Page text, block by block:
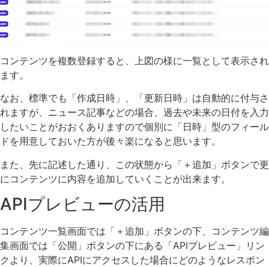
コンテンツを複数登録すると、上図の様に一覧として表示され
ます。
なお、標準でも「作成日時」、「更新日時」は自動的に付与さ
れますが、ニュース記事などの場合、過去や未来の日付を入力
したいことがおおくありますので個別に「日時」型のフィール
ドを用意しておいた方が後々楽になると思います。
また、先に記述した通り、この状態から「＋追加」ボタンで更
にコンテンツに内容を追加していくことが出来ます。
APIプレビューの活用
コンテンツ一覧画面では「＋追加」ボタンの下、コンテンツ編
集画面では「公開」ボタンの下にある「APIプレビュー」リン
クより、実際にAPIにアクセスした場合にどのようなレスポン